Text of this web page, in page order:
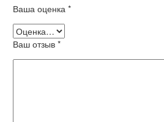
Ваша оценка *
Ваш отзыв *